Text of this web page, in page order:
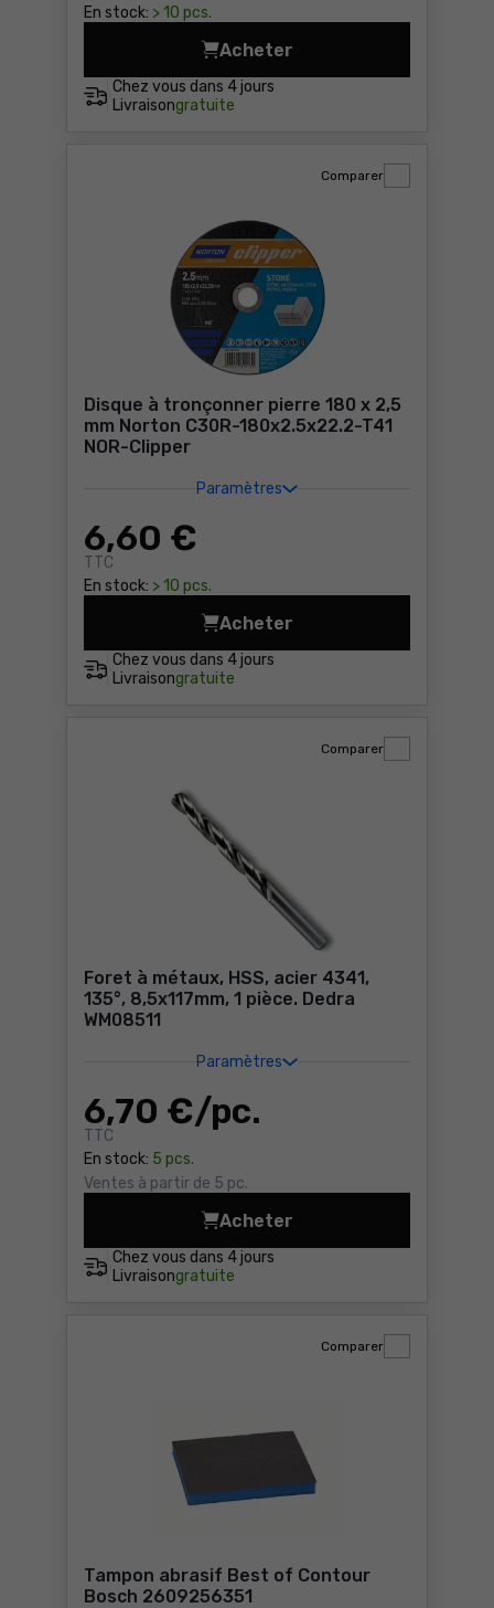
En stock: > 10 pcs.
Chez vous dans 4 jours
Livraisongratuite
Acheter
Disque à lamelles
Disque à tronçonner pierre 180 x 2,5
mm Norton C30R-180x2.5x22.2-T41
NOR-Clipper
Paramètres
6,60 €
TTC
En stock: > 10 pcs.
Comparer
Chez vous dans 4 jours
Livraisongratuite
Acheter
Disque à tronçonner pierre
Foret à métaux, HSS, acier 4341,
135°, 8,5x117mm, 1 pièce. Dedra
WM08511
Paramètres
6,70 €/ pc.
TTC
En stock: 5 pcs.
Ventes à partir de 5 pc.
Comparer
Chez vous dans 4 jours
Livraisongratuite
Acheter
Foret à métaux, HSS, acier
Tampon abrasif Best of Contour
Bosch 2609256351
Comparer